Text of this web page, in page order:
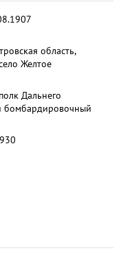
область,
Желтое
Дальнего
бомбардировочный